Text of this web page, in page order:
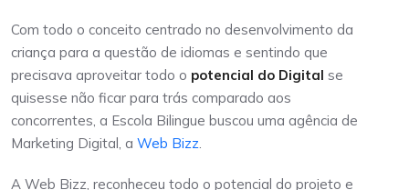
Com todo o conceito centrado no desenvolvimento da
criança para a questão de idiomas e sentindo que
precisava aproveitar todo o potencial do Digital se
quisesse não ficar para trás comparado aos
concorrentes, a Escola Bilingue buscou uma agência de
Marketing Digital, a Web Bizz
A Web Bizz, reconheceu todo o potencial do projeto e